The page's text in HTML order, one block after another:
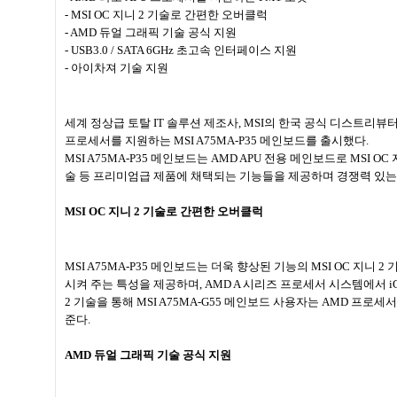
- MSI OC 지니 2 기술로 간편한 오버클럭
- AMD 듀얼 그래픽 기술 공식 지원
- USB3.0 / SATA 6GHz 초고속 인터페이스 지원
- 아이차져 기술 지원
세계 정상급 토탈 IT 솔루션 제조사, MSI의 한국 공식 디스트리뷰
프로세서를 지원하는 MSI A75MA-P35 메인보드를 출시했다.
MSI A75MA-P35 메인보드는 AMD APU 전용 메인보드로 MSI OC
술 등 프리미엄급 제품에 채택되는 기능들을 제공하며 경쟁력 있
MSI OC 지니 2 기술로 간편한 오버클럭
MSI A75MA-P35 메인보드는 더욱 향상된 기능의 MSI OC 지니 2
시켜 주는 특성을 제공하며, AMD A시리즈 프로세서 시스템에서
2 기술을 통해 MSI A75MA-G55 메인보드 사용자는 AMD 프로세
준다.
AMD 듀얼 그래픽 기술 공식 지원